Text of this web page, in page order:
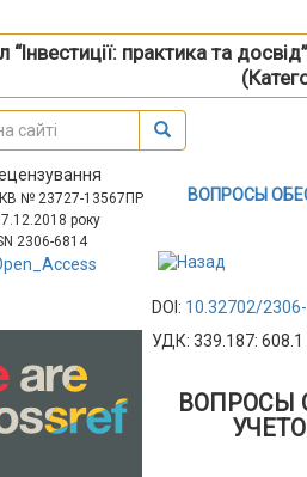
“Інвестиції: практика та
КВ № 23727-13567ПР
року
2306-6814
ВОПРОСЫ
DOI: 10.32702/
УДК: 339.187: 608.1
ВОПРОСЫ